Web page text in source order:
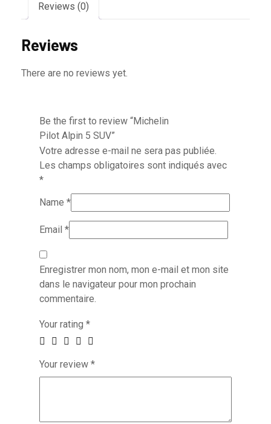
Reviews (0)
Reviews
There are no reviews yet.
Be the first to review “Michelin
Pilot Alpin 5 SUV”
Votre adresse e-mail ne sera pas publiée.
Les champs obligatoires sont indiqués avec
*
Name *
Email *
Enregistrer mon nom, mon e-mail et mon site
dans le navigateur pour mon prochain
commentaire.
Your rating *
Your review *